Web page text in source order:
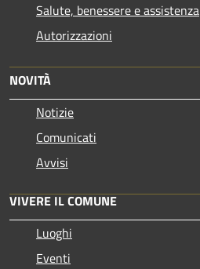
Salute, benessere e assistenza
Autorizzazioni
NOVITÀ
Notizie
Comunicati
Avvisi
VIVERE IL COMUNE
Luoghi
Eventi